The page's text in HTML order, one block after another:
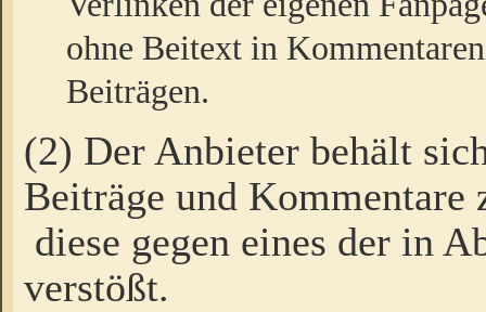
ohne Beitext in
Beiträgen.
(2) Der Anbieter behält
Beiträge und Kommentare
diese gegen eines der in
verstößt.